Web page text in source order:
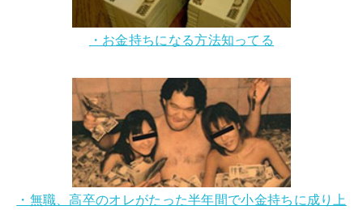
・お金持ちになる方法知ってる
・無職、高卒のオレがたった半年間で小金持ちに成り上